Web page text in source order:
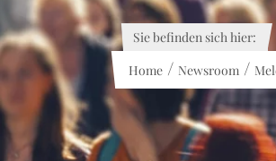
Sie befinden sich hier:
Home / Newsroom /